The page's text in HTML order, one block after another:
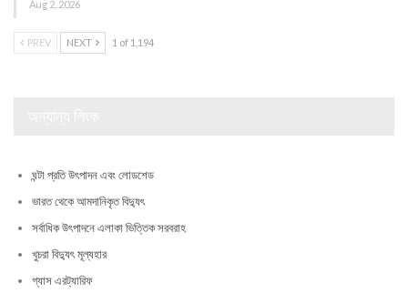
Aug 2, 2026
PREV NEXT 1 of 1,194
ঘন্টা প্রতি উৎপাদন এবং লোডশেড
ভারত থেকে আমদানিকৃত বিদ্যুৎ
সর্বাধিক উৎপাদনে এলাকা ভিত্তিক সরবরাহ
খুচরা বিদ্যুৎ মূল্যহার
গ্যাস এরট্যারিফ